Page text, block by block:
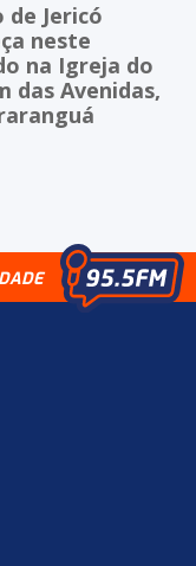
de Jericó
neste
na Igreja do
das Avenidas,